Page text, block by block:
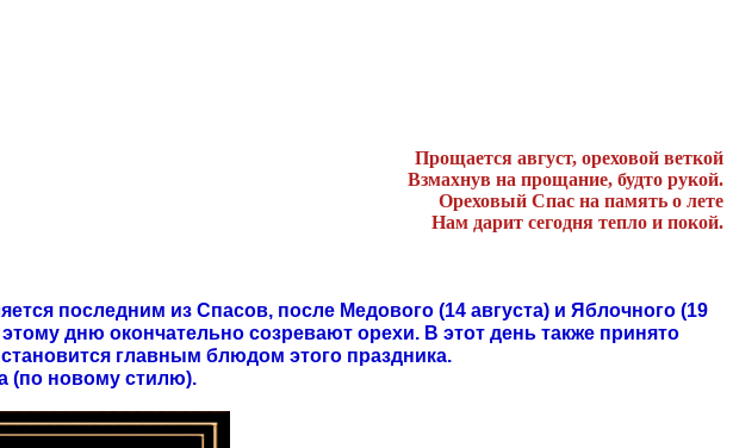
Прощается август, ореховой веткой
Взмахнув на прощание, будто рукой.
Ореховый Спас на память о лете
Нам дарит сегодня тепло и покой.
последним из Спасов, после Медового (14 августа) и Яблочного (19
дню окончательно созревают орехи. В этот день также принято
главным блюдом этого праздника.
(по новому стилю).